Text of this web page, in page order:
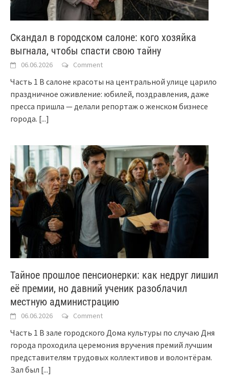
Скандал в городском салоне: кого хозяйка
выгнала, чтобы спасти свою тайну
06.06.2026 Comment
Часть 1 В салоне красоты на центральной улице царило
праздничное оживление: юбилей, поздравления, даже
пресса пришла — делали репортаж о женском бизнесе
города. [...]
Тайное прошлое пенсионерки: как недруг лишил
её премии, но давний ученик разоблачил
местную администрацию
06.06.2026 Comment
Часть 1 В зале городского Дома культуры по случаю Дня
города проходила церемония вручения премий лучшим
представителям трудовых коллективов и волонтёрам.
Зал был [...]